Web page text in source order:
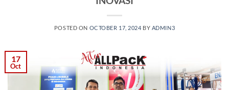
POSTED ON OCTOBER 17, 2024 BY ADMIN3
17
Oct